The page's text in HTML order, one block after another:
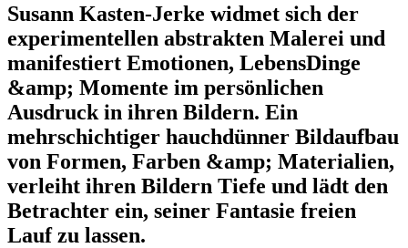
Susann Kasten-Jerke widmet sich der
experimentellen abstrakten Malerei und
manifestiert Emotionen, LebensDinge
&amp; Momente im persönlichen
Ausdruck in ihren Bildern. Ein
mehrschichtiger hauchdünner Bildaufbau
von Formen, Farben &amp; Materialien,
verleiht ihren Bildern Tiefe und lädt den
Betrachter ein, seiner Fantasie freien
Lauf zu lassen.